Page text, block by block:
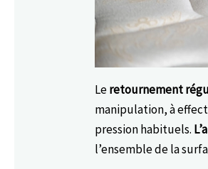
Leretournement
manipulation, à
pression habituels.
l’ensemble de la